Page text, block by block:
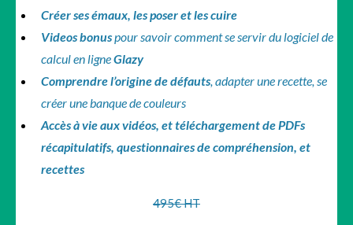
Créer ses émaux, les poser et les cuire
Videos bonuspour savoir comment se servir du logiciel de
calcul en ligneGlazy
Comprendre l’origine de défauts, adapter une recette, se
créer une banque de couleurs
Accès à vie aux vidéos, et téléchargement de PDFs
récapitulatifs, questionnaires de compréhension, et
recettes
495€ HT